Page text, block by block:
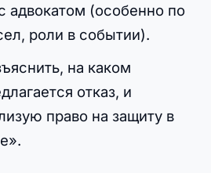
адвокатом (особенно по
роли в событии).
на каком
отказ, и
право на защиту в